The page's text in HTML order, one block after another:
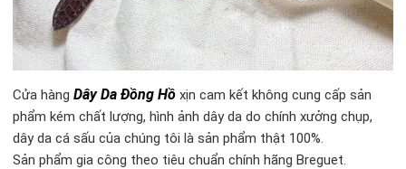
Cửa hàngDây Da Đồng Hồ xịn cam kết không cung cấp sản
phẩm kém chất lượng, hình ảnh dây da do chính xưởng chụp,
dây da cá sấu của chúng tôi là sản phẩm thật 100%.
Sản phẩm gia công theo tiêu chuẩn chính hãng Breguet.